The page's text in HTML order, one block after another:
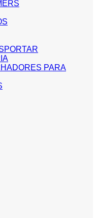
PARA